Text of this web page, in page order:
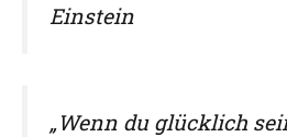
Einstein
„Wenn du glücklich